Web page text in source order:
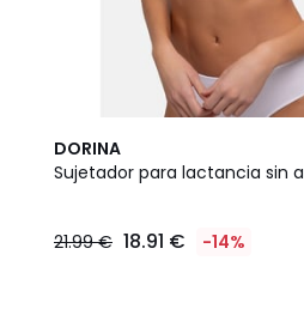
DORINA
Sujetador para lactancia sin
21.99 € 18.91 € -14%
3,9
/ 5
2
Colores